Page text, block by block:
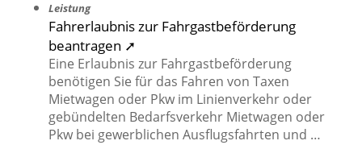
Leistung
Fahrerlaubnis zur Fahrgastbeförderung
beantragen ➚
Eine Erlaubnis zur Fahrgastbeförderung
benötigen Sie für das Fahren von Taxen
Mietwagen oder Pkw im Linienverkehr oder
gebündelten Bedarfsverkehr Mietwagen oder
Pkw bei gewerblichen Ausflugsfahrten und …